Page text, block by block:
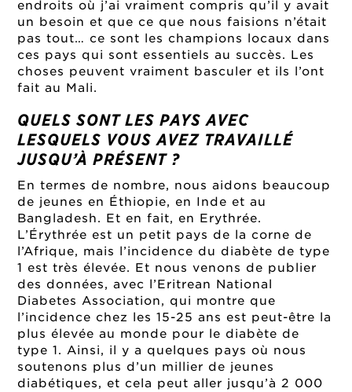
endroits où j’ai vraiment compris qu’il y avait
un besoin et que ce que nous faisions n’était
pas tout… ce sont les champions locaux dans
ces pays qui sont essentiels au succès. Les
choses peuvent vraiment basculer et ils l’ont
fait au Mali.
QUELS SONT LES PAYS AVEC
LESQUELS VOUS AVEZ TRAVAILLÉ
JUSQU’À PRÉSENT ?
En termes de nombre, nous aidons beaucoup
de jeunes en Éthiopie, en Inde et au
Bangladesh. Et en fait, en Erythrée.
L’Érythrée est un petit pays de la corne de
l’Afrique, mais l’incidence du diabète de type
1 est très élevée. Et nous venons de publier
des données, avec l’Eritrean National
Diabetes Association, qui montre que
l’incidence chez les 15-25 ans est peut-être la
plus élevée au monde pour le diabète de
type 1. Ainsi, il y a quelques pays où nous
soutenons plus d’un millier de jeunes
diabétiques, et cela peut aller jusqu’à 2 000